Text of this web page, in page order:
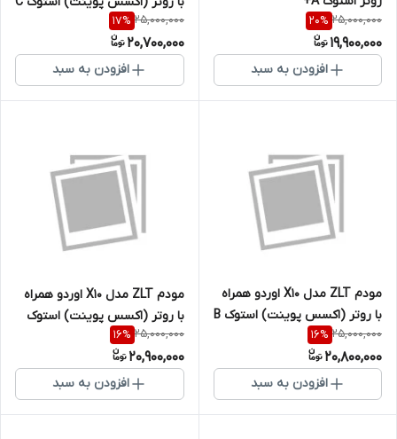
25,000,000
20%
19,900,000
افزودن به سبد
25,000,000
17%
20,700,000
افزودن به سبد
مودم ZLT مدل X10 اوردو همراه
با روتر (اکسس پوینت) استوک B
25,000,000
16%
20,800,000
افزودن به سبد
مودم ZLT مدل X10 اوردو همراه
با روتر (اکسس پوینت) استوک
A+
25,000,000
16%
20,900,000
افزودن به سبد